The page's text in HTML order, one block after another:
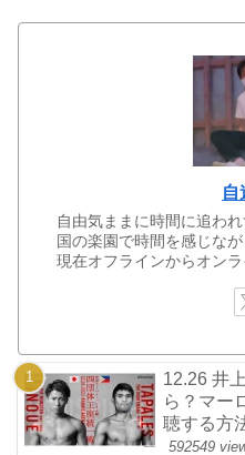
自
自由気ままに時間に追わ
国の楽園で時間を感じな
現在オフラインからオンラ
12.26 井
ら？マー
聴する方
592549